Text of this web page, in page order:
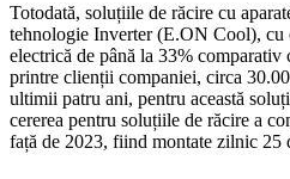
Totodată, soluțiile de răcire cu
tehnologie Inverter (E.ON Cool), cu
electrică de până la 33% comparativ
printre clienții companiei, circa
ultimii patru ani, pentru această
cererea pentru soluțiile de răcire a
față de 2023, fiind montate zilnic 25